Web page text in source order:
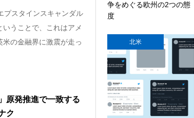
プスタインスキャンダル
うことで、これはアメ
米の金融界に激震が走っ
原発推進で一致する
ク
争をめぐる欧州の2つの態
度
北米